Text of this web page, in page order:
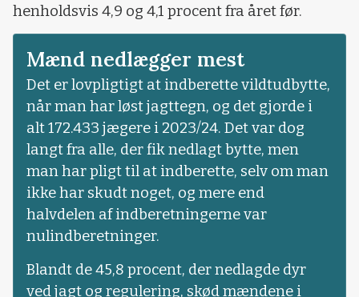
henholdsvis 4,9 og 4,1 procent fra året før.
Mænd nedlægger mest
Det er lovpligtigt at indberette vildtudbytte,
når man har løst jagttegn, og det gjorde i
alt 172.433 jægere i 2023/24. Det var dog
langt fra alle, der fik nedlagt bytte, men
man har pligt til at indberette, selv om man
ikke har skudt noget, og mere end
halvdelen af indberetningerne var
nulindberetninger.
Blandt de 45,8 procent, der nedlagde dyr
ved jagt og regulering, skød mændene i